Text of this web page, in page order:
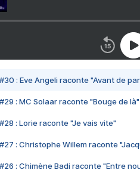
#30 : Eve Angeli raconte "Avant de
#29 : MC Solaar raconte "Bouge de là"
#28 : Lorie raconte "Je vais vite"
#27 : Christophe Willem raconte
#26 : Chimène Badi raconte "Entre